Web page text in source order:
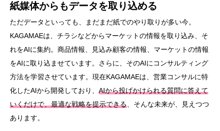
紙媒体からもデータを取り込める
ただデータといっても、まだまだ紙でのやり取りが多い今。
KAGAMAEは、チラシなどからマーケットの情報を取り込み、そ
れをAIに集約。商品情報、見込み顧客の情報、マーケットの情報
をAIに取り込ませています。さらに、そのAIにコンサルティング
方法を学習させています。現在KAGAMAEは、営業コンサルに特
化したAIから開発しており、 AIから投げかけられる質問に答えて
いくだけで、最適な戦略を提示できる 、そんな未来が、見えつつ
あります。